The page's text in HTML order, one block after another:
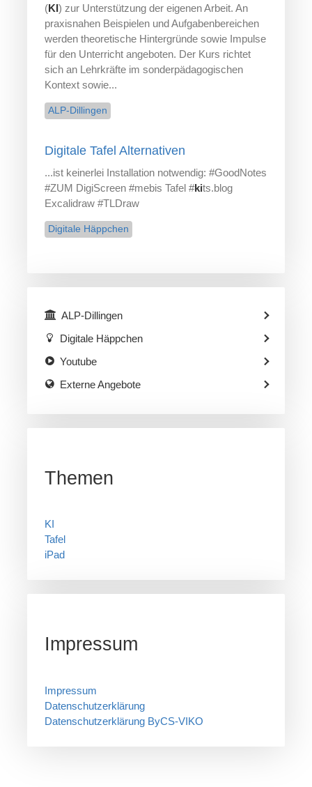
(KI) zur Unterstützung der eigenen Arbeit. An
praxisnahen Beispielen und Aufgabenbereichen
werden theoretische Hintergründe sowie Impulse
für den Unterricht angeboten. Der Kurs richtet
sich an Lehrkräfte im sonderpädagogischen
Kontext sowie...
ALP-Dillingen
Digitale Tafel Alternativen
...ist keinerlei Installation notwendig: #GoodNotes
#ZUM DigiScreen #mebis Tafel #kits.blog
Excalidraw #TLDraw
Digitale Häppchen
ALP-Dillingen
Digitale Häppchen
Youtube
Externe Angebote
Themen
KI
Tafel
iPad
Impressum
Impressum
Datenschutzerklärung
Datenschutzerklärung ByCS-VIKO